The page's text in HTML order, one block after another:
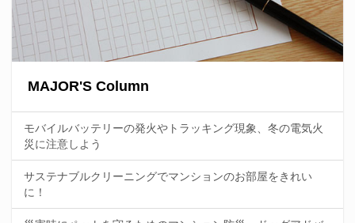
MAJOR'S Column
モバイルバッテリーの発火やトラッキング現象、冬の電気火
災に注意しよう
サステナブルクリーニングでマンションのお部屋をきれい
に！